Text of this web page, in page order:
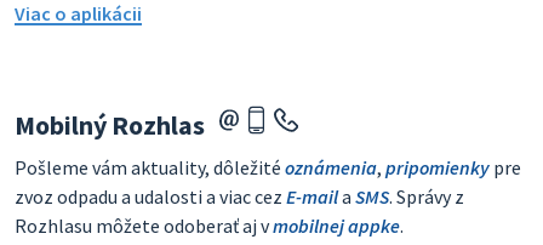
Viac o aplikácii
Mobilný Rozhlas
Pošleme vám aktuality, dôležité oznámenia, pripomienky pre
zvoz odpadu a udalosti a viac cez E-maila SMS. Správy z
Rozhlasu môžete odoberať aj vmobilnej appke.